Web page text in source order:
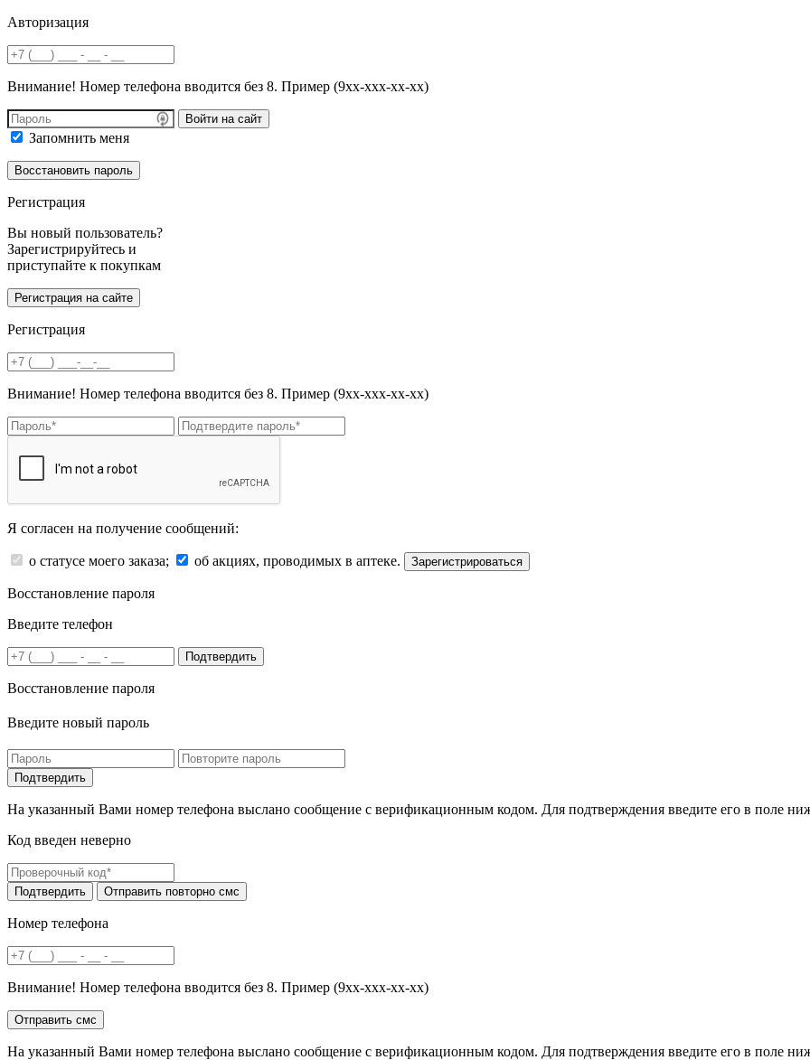
Авторизация
Внимание! Номер телефона вводится без 8. Пример (9хх-ххх-хх-хх)
Войти на сайт
Запомнить меня
Регистрация
Вы новый пользователь?
Зарегистрируйтесь и
приступайте к покупкам
Регистрация
Внимание! Номер телефона вводится без 8. Пример (9хх-ххх-хх-хх)
Я согласен на получение сообщений:
о статусе моего заказа; об акциях, проводимых в аптеке. Зарегистрироваться
Восстановление пароля
Введите телефон
Подтвердить
Восстановление пароля
Введите новый пароль
На указанный Вами номер телефона выслано сообщение с верификационным кодом. Для подтверждения введите его в поле
Код введен неверно
Номер телефона
Внимание! Номер телефона вводится без 8. Пример (9хх-ххх-хх-хх)
На указанный Вами номер телефона выслано сообщение с верификационным кодом. Для подтверждения введите его в поле